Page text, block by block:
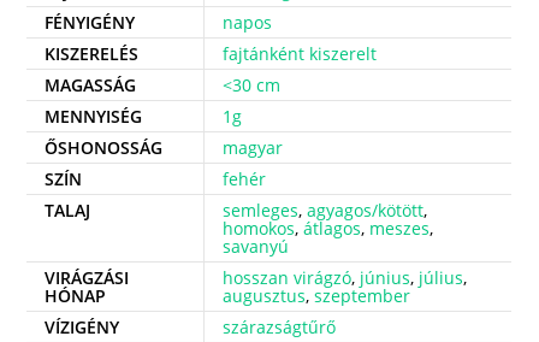
FÉNYIGÉNY
napos
KISZERELÉS
fajtánként kiszerelt
MAGASSÁG
<30 cm
MENNYISÉG
1g
ŐSHONOSSÁG
magyar
SZÍN
fehér
TALAJ
semleges,agyagos/kötött,
homokos,átlagos, meszes,
savanyú
VIRÁGZÁSI
HÓNAP
hosszan virágzó, június, július,
augusztus,szeptember
VÍZIGÉNY
szárazságtűrő